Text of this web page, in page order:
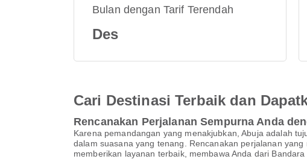
Bulan dengan Tarif Terendah
Des
Cari Destinasi Terbaik dan
Rencanakan Perjalanan Sempurna Anda
Karena pemandangan yang menakjubkan, Abuja adalah
dalam suasana yang tenang. Rencanakan perjalanan
memberikan layanan terbaik, membawa Anda dari